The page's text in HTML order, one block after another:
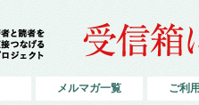
メルマガ一覧 ご利